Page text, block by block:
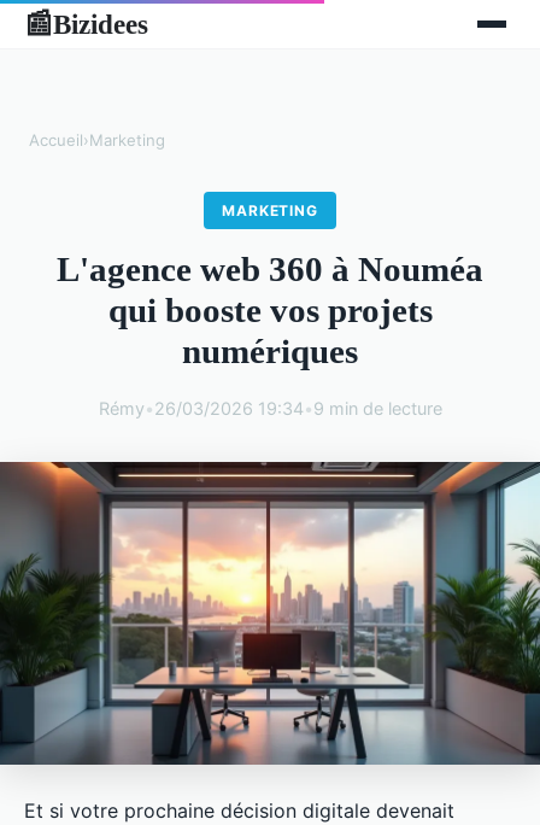
📰Bizidees
Accueil›Marketing
MARKETING
L'agence web 360 à Nouméa
qui booste vos projets
numériques
Rémy•26/03/2026 19:34•9 min de lecture
Et si votre prochaine décision digitale devenait